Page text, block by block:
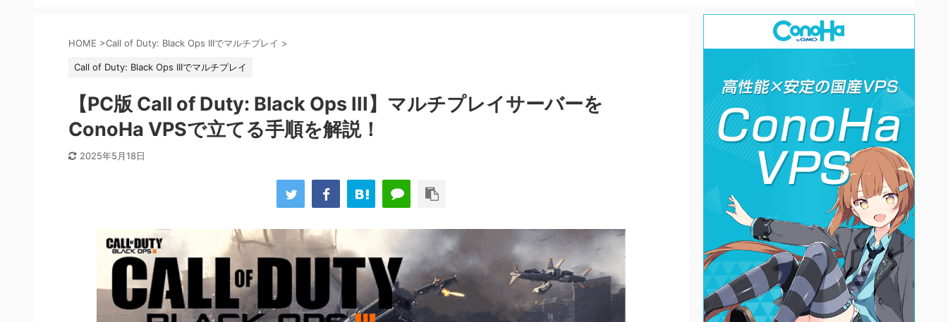
HOME >Call of Duty: Black Ops IIIでマルチプレイ >
Call of Duty: Black Ops IIIでマルチプレイ
【PC版 Call of Duty: Black Ops III】マルチプレイサーバーを
ConoHa VPSで立てる手順を解説！
2025年5月18日